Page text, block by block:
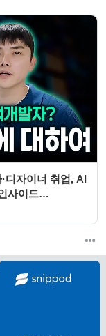
디자이너 취업, AI
사이드